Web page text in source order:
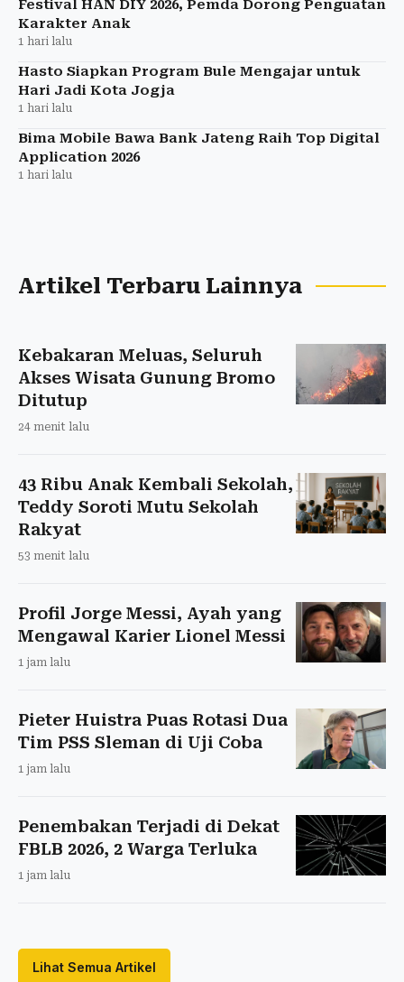
Festival HAN DIY 2026, Pemda Dorong Penguatan
Karakter Anak
1 hari lalu
Hasto Siapkan Program Bule Mengajar untuk
Hari Jadi Kota Jogja
1 hari lalu
Bima Mobile Bawa Bank Jateng Raih Top Digital
Application 2026
1 hari lalu
Artikel Terbaru Lainnya
Kebakaran Meluas, Seluruh
Akses Wisata Gunung Bromo
Ditutup
24 menit lalu
43 Ribu Anak Kembali Sekolah,
Teddy Soroti Mutu Sekolah
Rakyat
53 menit lalu
Profil Jorge Messi, Ayah yang
Mengawal Karier Lionel Messi
1 jam lalu
Pieter Huistra Puas Rotasi Dua
Tim PSS Sleman di Uji Coba
1 jam lalu
Penembakan Terjadi di Dekat
FBLB 2026, 2 Warga Terluka
1 jam lalu
Lihat Semua Artikel